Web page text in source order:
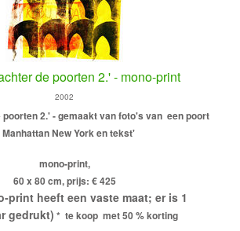
de poorten 2.' - mono-print
2002
poorten 2.' - gemaakt van foto's van een poort
Manhattan New York en tekst'
mono-print,
60 x 80 cm, prijs: € 425
print heeft een vaste maat; er is 1
gedrukt) * te koop met 50 % korting